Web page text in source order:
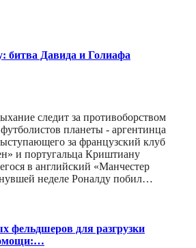
битва Давида и Голиафа
следит за противоборством
планеты - аргентинца
за французский клуб
и португальца Криштиану
в английский «Манчестер
неделе Роналду побил…
фельдшеров для разгрузки